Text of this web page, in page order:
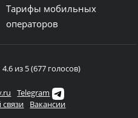
Тарифы мобильных
операторов
4.6 из 5 (677 голосов)
Telegram
Вакансии